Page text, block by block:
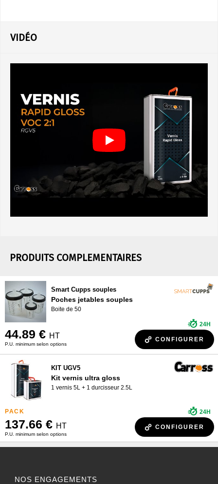
VIDÉO
PRODUITS COMPLEMENTAIRES
Smart Cupps souples
Poches jetables souples
Boite de 50
44.89 € HT
P.U. minimum selon options
24H
CONFIGURER
KIT UGV5
Kit vernis ultra gloss
1 vernis 5L + 1 durcisseur 2.5L
137.66 € HT
P.U. minimum selon options
24H
CONFIGURER
NOS ENGAGEMENTS